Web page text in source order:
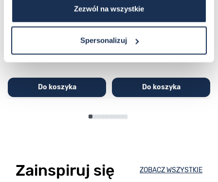
Zezwól na wszystkie
Spersonalizuj
Do koszyka
9DMQYES
296,00 zł
Do koszyka
Zainspiruj się ZOBACZ WSZYSTKIE